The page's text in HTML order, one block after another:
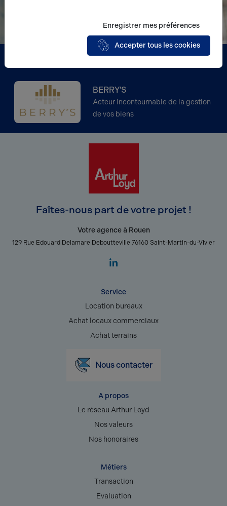
BERRY'S
Acteur incontournable de la gestion
de vos biens
Faîtes-nous part de votre projet !
Votre agence à Rouen
129 Rue Edouard Delamare Deboutteville 76160 Saint-Martin-du-Vivier
Service
Location bureaux
Achat locaux commerciaux
Achat terrains
Nous contacter
A propos
Le réseau Arthur Loyd
Nos valeurs
Nos honoraires
Métiers
Transaction
Evaluation
Enregistrer mes préférences
Accepter tous les cookies